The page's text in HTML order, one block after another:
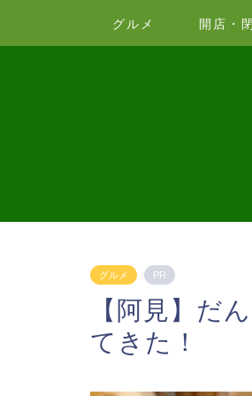
グルメ 開店・
グルメ PR
【阿見】だ
てきた！